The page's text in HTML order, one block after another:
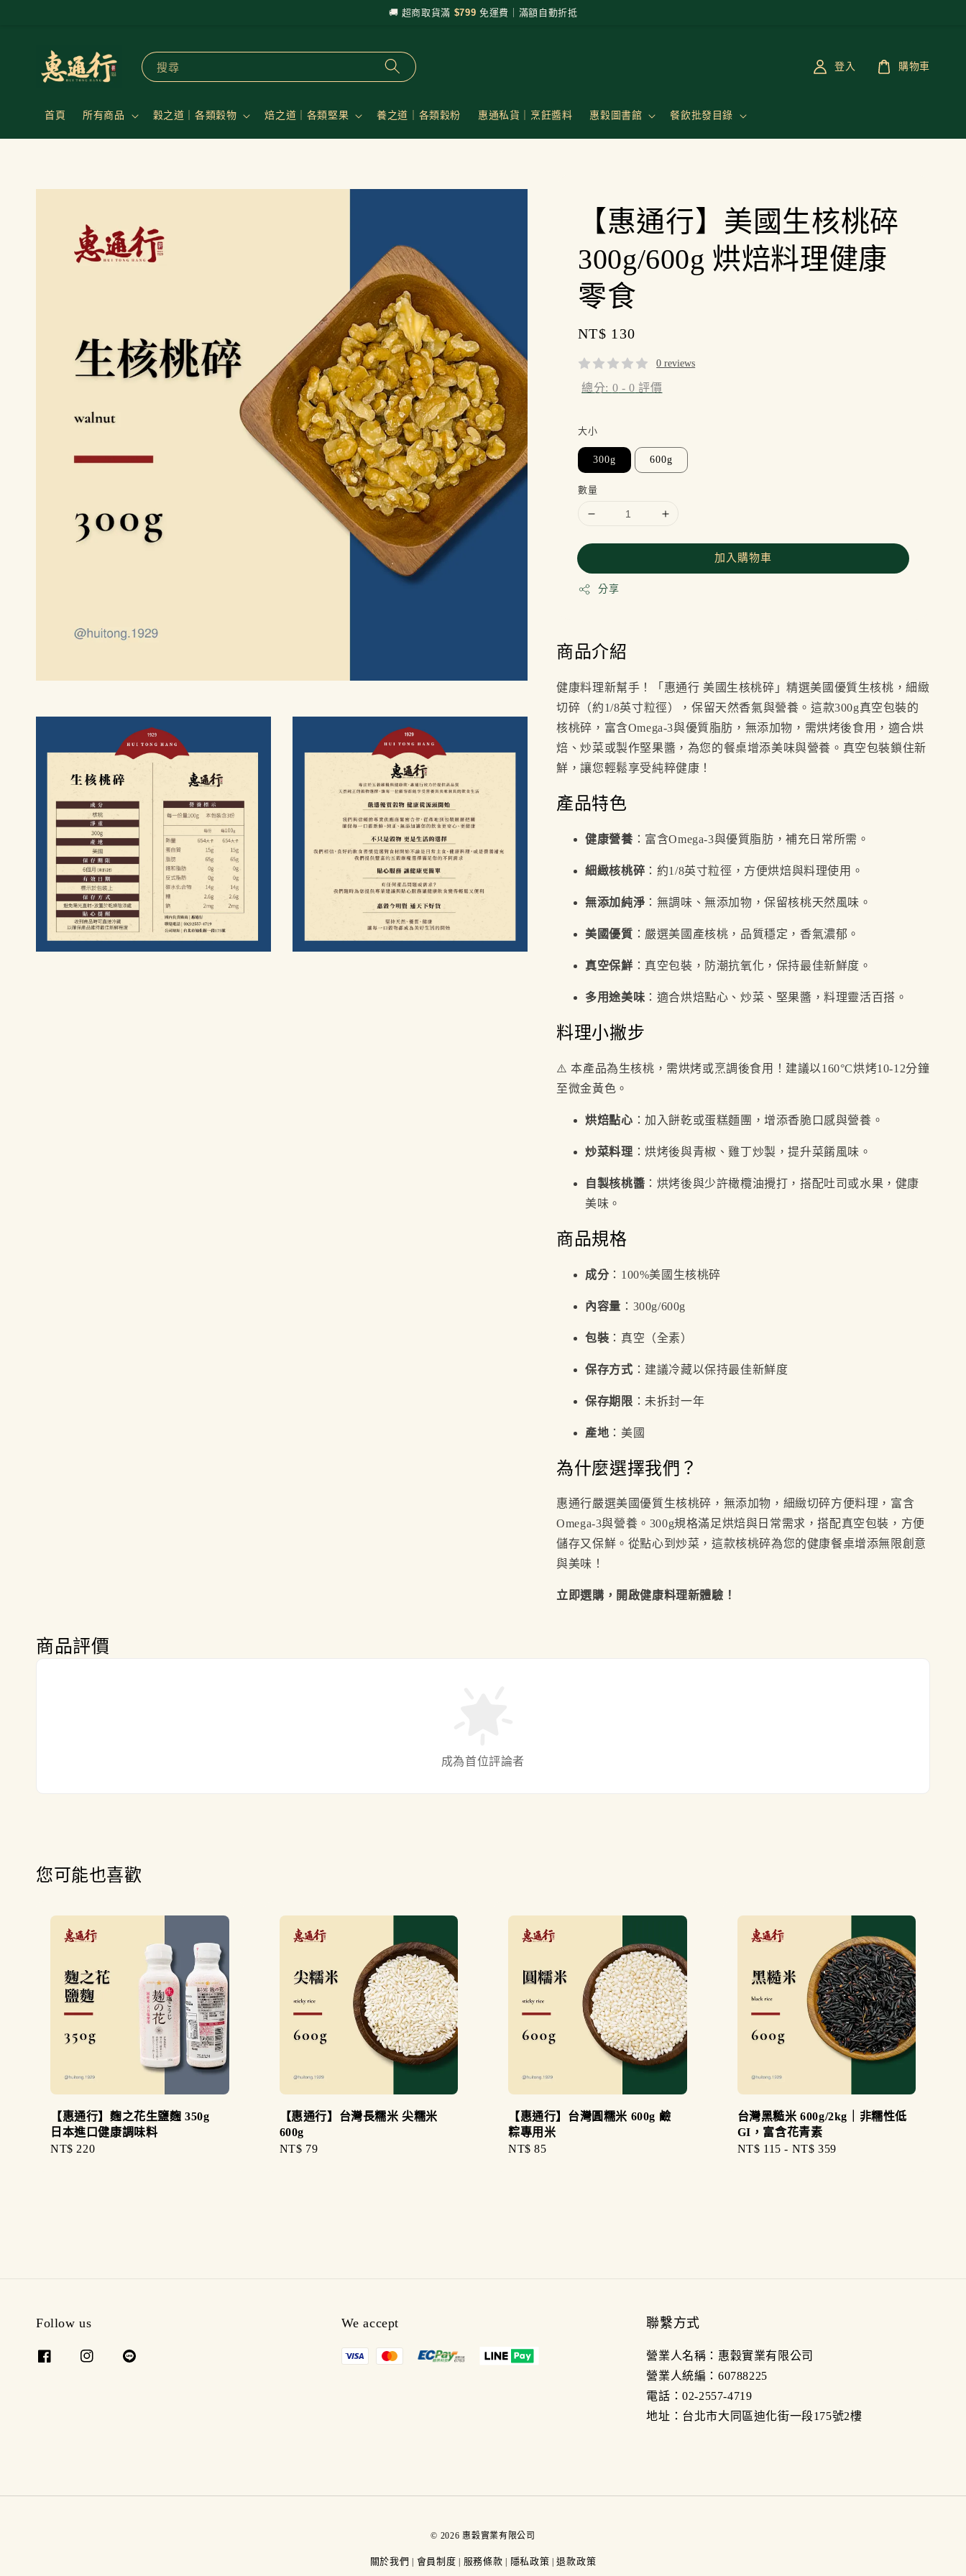
🚚 超商取貨滿 $799 免運費｜滿額自動折抵
搜尋
首頁 所有商品 穀之道｜各類穀物 焙之道｜各類堅果 養之道｜各類穀粉 惠通私貨｜烹飪醬料 惠穀圖書館 餐飲批發目錄
登入 購物車
【惠通行】美國生核桃碎
300g/600g 烘焙料理健康
零食
Regular
price
NT$ 130
0 reviews
總分: 0 -0 評價
大小
300g 600g
數量
加入購物車
分享
商品介紹
健康料理新幫手！「惠通行 美國生核桃碎」精選美國優質生核桃，細緻
切碎（約1/8英寸粒徑），保留天然香氣與營養。這款300g真空包裝的
核桃碎，富含Omega-3與優質脂肪，無添加物，需烘烤後食用，適合烘
焙、炒菜或製作堅果醬，為您的餐桌增添美味與營養。真空包裝鎖住新
鮮，讓您輕鬆享受純粹健康！
產品特色
健康營養 ：富含Omega-3與優質脂肪，補充日常所需。
細緻核桃碎 ：約1/8英寸粒徑，方便烘焙與料理使用。
無添加純淨 ：無調味、無添加物，保留核桃天然風味。
美國優質 ：嚴選美國產核桃，品質穩定，香氣濃郁。
真空保鮮 ：真空包裝，防潮抗氧化，保持最佳新鮮度。
多用途美味 ：適合烘焙點心、炒菜、堅果醬，料理靈活百搭。
料理小撇步
⚠️ 本產品為生核桃，需烘烤或烹調後食用！建議以160°C烘烤10-12分鐘
至微金黃色。
烘焙點心 ：加入餅乾或蛋糕麵團，增添香脆口感與營養。
炒菜料理 ：烘烤後與青椒、雞丁炒製，提升菜餚風味。
自製核桃醬 ：烘烤後與少許橄欖油攪打，搭配吐司或水果，健康
美味。
商品規格
成分：100%美國生核桃碎
內容量 ：300g/600g
包裝 ：真空（全素）
保存方式 ：建議冷藏以保持最佳新鮮度
保存期限 ：未拆封一年
產地 ：美國
為什麼選擇我們？
惠通行嚴選美國優質生核桃碎，無添加物，細緻切碎方便料理，富含
Omega-3與營養。300g規格滿足烘焙與日常需求，搭配真空包裝，方便
儲存又保鮮。從點心到炒菜，這款核桃碎為您的健康餐桌增添無限創意
與美味！
立即選購，開啟健康料理新體驗！
商品評價
成為首位評論者
您可能也喜歡
【惠通行】麴之花生鹽麴 350g
日本進口健康調味料
Regular
NT$ 220
【惠通行】台灣長糯米 尖糯米
600g
Regular
NT$ 79
【惠通行】台灣圓糯米 600g 鹼
粽專用米
Regular
NT$ 85
台灣黑糙米 600g/2kg｜非糯性低
GI，富含花青素
Regular
NT$ 115 - NT$ 359
Follow us We accept 聯繫方式
營業人名稱：惠穀實業有限公司
營業人統編：60788225
電話：02-2557-4719
地址：台北市大同區迪化街一段175號2樓
© 2026 惠穀實業有限公司
關於我們 會員制度 服務條款 隱私政策 |退款政策